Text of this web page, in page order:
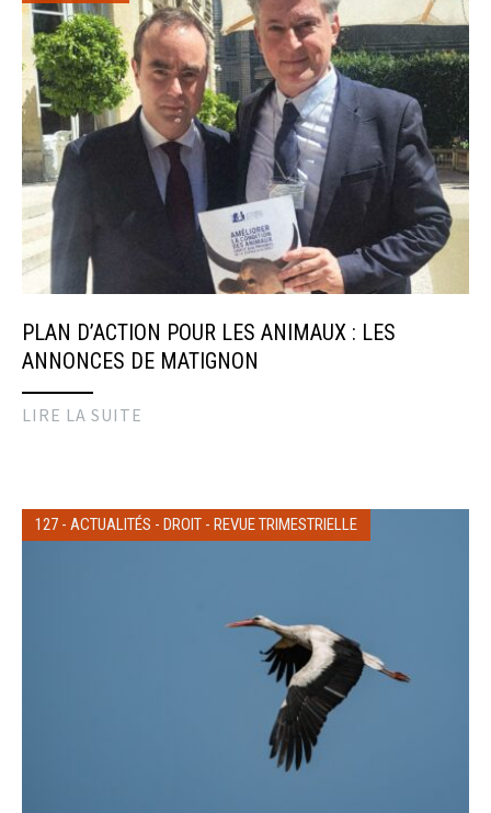
PLAN D’ACTION POUR LES ANIMAUX : LES
ANNONCES DE MATIGNON
LIRE LA SUITE
127 - ACTUALITÉS - DROIT - REVUE TRIMESTRIELLE